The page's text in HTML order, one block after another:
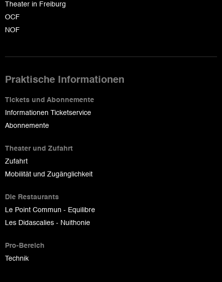
Theater in Freiburg
OCF
NOF
Praktische Informationen
Tickets und Abonnemente
Informationen Ticketservice
Abonnemente
Theater und Zufahrt
Zufahrt
Mobilität und Zugänglichkeit
Die Restaurants
Le Point Commun - Equilibre
Les Didascalies - Nuithonie
Pro-Bereich
Technik